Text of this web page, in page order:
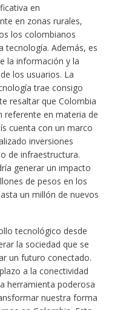
en
en zonas rurales,
los colombianos
tecnología. Además, es
la información y la
los usuarios. La
trae consigo
resaltar que Colombia
referente en materia de
cuenta con un marco
inversiones
de infraestructura.
generar un impacto
de pesos en los
un millón de nuevos
tecnológico desde
la sociedad que se
un futuro conectado.
a la conectividad
herramienta poderosa
nuestra forma